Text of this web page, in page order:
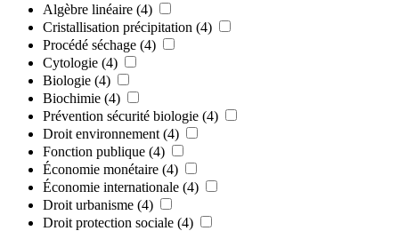
Algèbre linéaire (4)
Cristallisation précipitation (4)
Procédé séchage (4)
Cytologie (4)
Biologie (4)
Biochimie (4)
Prévention sécurité biologie (4)
Droit environnement (4)
Fonction publique (4)
Économie monétaire (4)
Économie internationale (4)
Droit urbanisme (4)
Droit protection sociale (4)